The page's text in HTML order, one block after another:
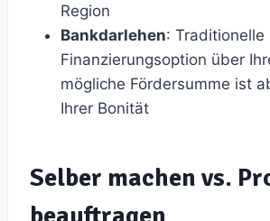
Region
Bankdarlehen: Traditionelle
Finanzierungsoption über
mögliche Fördersumme ist
Ihrer Bonität
Selber machen vs.